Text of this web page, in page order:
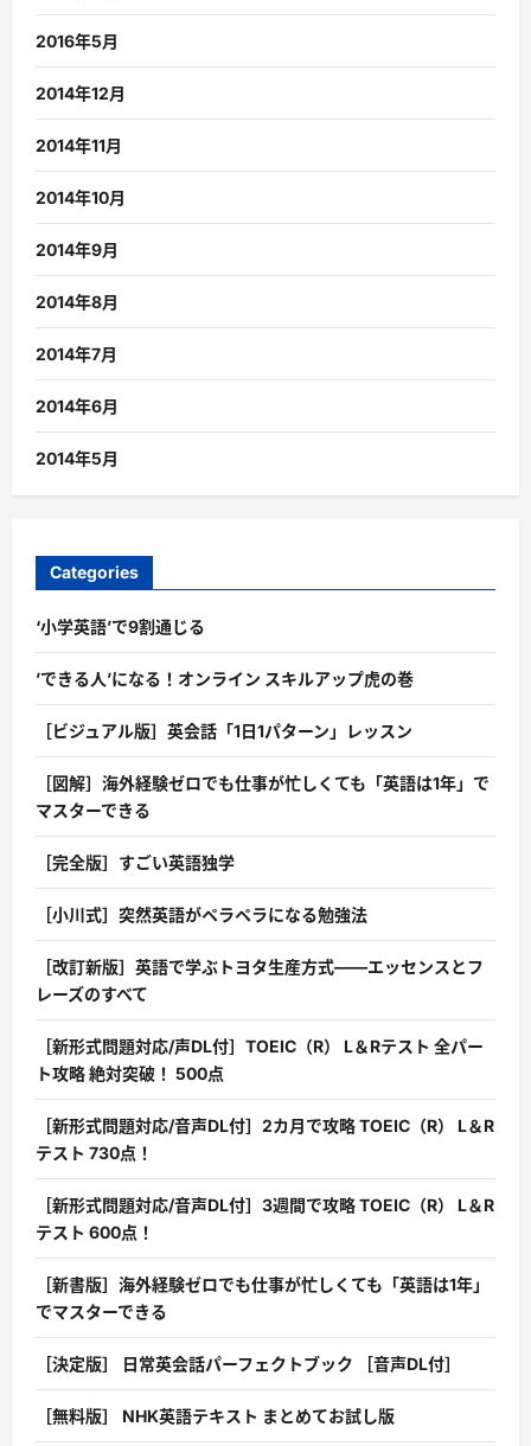
2016年5月
2014年12月
2014年11月
2014年10月
2014年9月
2014年8月
2014年7月
2014年6月
2014年5月
Categories
‘小学英語’で9割通じる
’できる人’になる！オンライン スキルアップ虎の巻
［ビジュアル版］英会話「1日1パターン」レッスン
［図解］海外経験ゼロでも仕事が忙しくても「英語は1年」で
マスターできる
［完全版］すごい英語独学
［小川式］突然英語がペラペラになる勉強法
［改訂新版］英語で学ぶトヨタ生産方式――エッセンスとフ
レーズのすべて
［新形式問題対応/声DL付］TOEIC（R） L＆Rテスト 全パー
ト攻略 絶対突破！ 500点
［新形式問題対応/音声DL付］2カ月で攻略 TOEIC（R） L＆R
テスト 730点！
［新形式問題対応/音声DL付］3週間で攻略 TOEIC（R） L＆R
テスト 600点！
［新書版］海外経験ゼロでも仕事が忙しくても「英語は1年」
でマスターできる
［決定版］ 日常英会話パーフェクトブック ［音声DL付］
［無料版］ NHK英語テキスト まとめてお試し版